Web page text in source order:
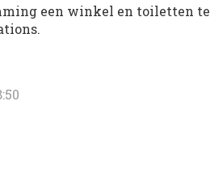
een winkel en toiletten te